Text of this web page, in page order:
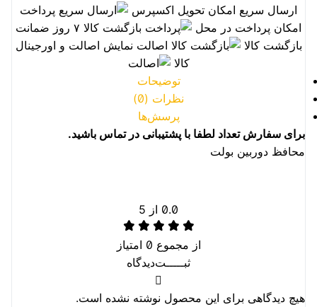
ارسال سریع امکان تحویل اکسپرس
پرداخت
امکان پرداخت در محل
بازگشت کالا
۷ روز ضمانت
بازگشت کالا
اصالت نمایش اصالت و اورجینال
کالا
توضیحات
نظرات (0)
پرسش‌ها
برای سفارش تعداد لطفا با پشتیبانی در تماس باشید.
محافظ دوربین بولت
0.0 از 5
از مجموع 0 امتیاز
ثبـــــت‌دیدگاه
هیچ دیدگاهی برای این محصول نوشته نشده است.